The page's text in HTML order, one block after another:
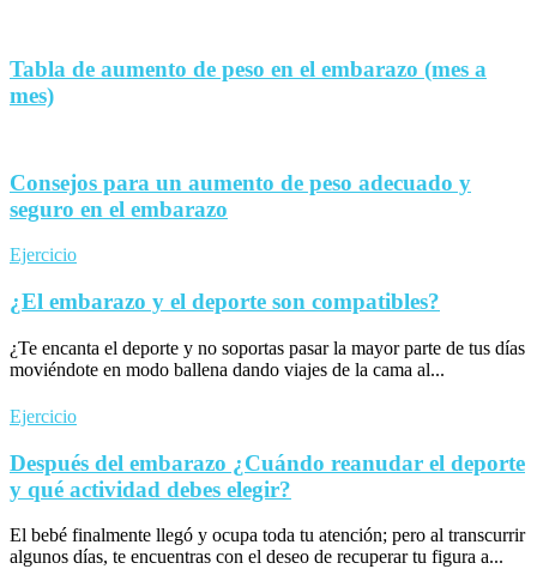
Tabla de aumento de peso en el embarazo (mes a
mes)
Consejos para un aumento de peso adecuado y
seguro en el embarazo
Ejercicio
¿El embarazo y el deporte son compatibles?
¿Te encanta el deporte y no soportas pasar la mayor parte de tus días
moviéndote en modo ballena dando viajes de la cama al...
Ejercicio
Después del embarazo ¿Cuándo reanudar el deporte
y qué actividad debes elegir?
El bebé finalmente llegó y ocupa toda tu atención; pero al transcurrir
algunos días, te encuentras con el deseo de recuperar tu figura a...